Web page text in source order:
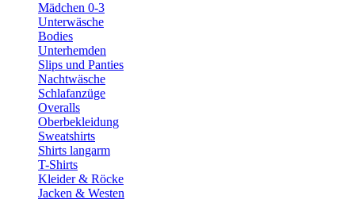
Mädchen 0-3
Unterwäsche
Bodies
Unterhemden
Slips und Panties
Nachtwäsche
Schlafanzüge
Overalls
Oberbekleidung
Sweatshirts
Shirts langarm
T-Shirts
Kleider & Röcke
Jacken & Westen